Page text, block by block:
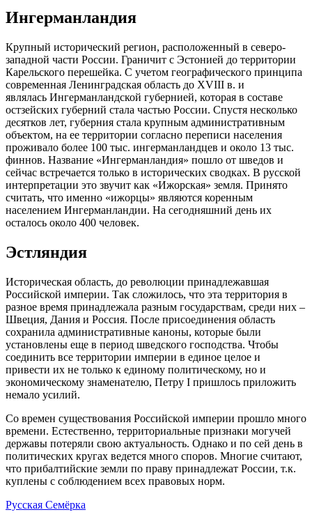
Ингерманландия
Крупный исторический регион, расположенный в северо-
западной части России. Граничит с Эстонией до территории
Карельского перешейка. С учетом географического принципа
современная Ленинградская область до XVIII в. и
являлась Ингерманландской губернией, которая в составе
остзейских губерний стала частью России. Спустя несколько
десятков лет, губерния стала крупным административным
объектом, на ее территории согласно переписи населения
проживало более 100 тыс. ингерманландцев и около 13 тыс.
финнов. Название «Ингерманландия» пошло от шведов и
сейчас встречается только в исторических сводках. В русской
интерпретации это звучит как «Ижорская» земля. Принято
считать, что именно «ижорцы» являются коренным
населением Ингерманландии. На сегодняшний день их
осталось около 400 человек.
Эстляндия
Историческая область, до революции принадлежавшая
Российской империи. Так сложилось, что эта территория в
разное время принадлежала разным государствам, среди них –
Швеция, Дания и Россия. После присоединения область
сохранила административные каноны, которые были
установлены еще в период шведского господства. Чтобы
соединить все территории империи в единое целое и
привести их не только к единому политическому, но и
экономическому знаменателю, Петру I пришлось приложить
немало усилий.
Со времен существования Российской империи прошло много
времени. Естественно, территориальные признаки могучей
державы потеряли свою актуальность. Однако и по сей день в
политических кругах ведется много споров. Многие считают,
что прибалтийские земли по праву принадлежат России, т.к.
куплены с соблюдением всех правовых норм.
Русская Семёрка